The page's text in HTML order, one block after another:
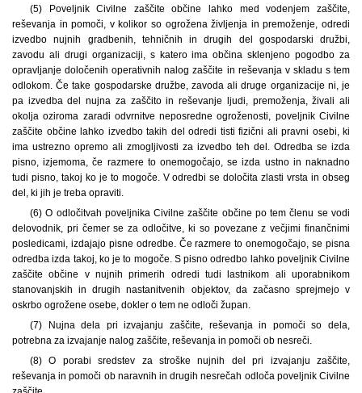
(5) Poveljnik Civilne zaščite občine lahko med vodenjem zaščite,
reševanja in pomoči, v kolikor so ogrožena življenja in premoženje, odredi
izvedbo nujnih gradbenih, tehničnih in drugih del gospodarski družbi,
zavodu ali drugi organizaciji, s katero ima občina sklenjeno pogodbo za
opravljanje določenih operativnih nalog zaščite in reševanja v skladu s tem
odlokom. Če take gospodarske družbe, zavoda ali druge organizacije ni, je
pa izvedba del nujna za zaščito in reševanje ljudi, premoženja, živali ali
okolja oziroma zaradi odvrnitve neposredne ogroženosti, poveljnik Civilne
zaščite občine lahko izvedbo takih del odredi tisti fizični ali pravni osebi, ki
ima ustrezno opremo ali zmogljivosti za izvedbo teh del. Odredba se izda
pisno, izjemoma, če razmere to onemogočajo, se izda ustno in naknadno
tudi pisno, takoj ko je to mogoče. V odredbi se določita zlasti vrsta in obseg
del, ki jih je treba opraviti.
(6) O odločitvah poveljnika Civilne zaščite občine po tem členu se vodi
delovodnik, pri čemer se za odločitve, ki so povezane z večjimi finančnimi
posledicami, izdajajo pisne odredbe. Če razmere to onemogočajo, se pisna
odredba izda takoj, ko je to mogoče. S pisno odredbo lahko poveljnik Civilne
zaščite občine v nujnih primerih odredi tudi lastnikom ali uporabnikom
stanovanjskih in drugih nastanitvenih objektov, da začasno sprejmejo v
oskrbo ogrožene osebe, dokler o tem ne odloči župan.
(7) Nujna dela pri izvajanju zaščite, reševanja in pomoči so dela,
potrebna za izvajanje nalog zaščite, reševanja in pomoči ob nesreči.
(8) O porabi sredstev za stroške nujnih del pri izvajanju zaščite,
reševanja in pomoči ob naravnih in drugih nesrečah odloča poveljnik Civilne